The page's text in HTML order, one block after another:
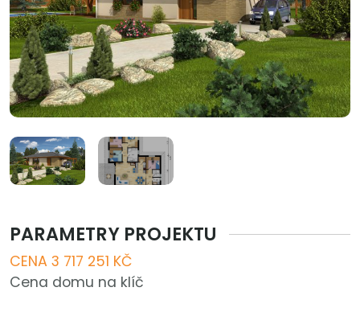
PARAMETRY PROJEKTU
CENA 3 717 251 KČ
Cena domu na klíč